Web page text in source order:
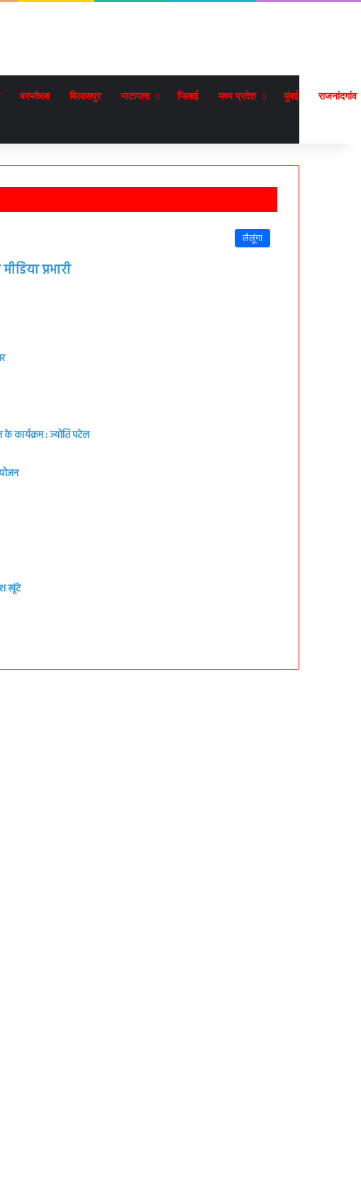
बरमकेला बिलासपुर भाटापारा भिलाई मध्य प्रदेश मुंबई राजनांदगांव
लैलूंगा
प्रभारी
कार्यक्रम : ज्योति पटेल
खूंटे